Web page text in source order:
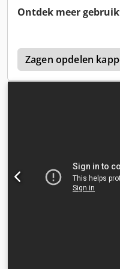
Ontdek meer
Zagen opdelen